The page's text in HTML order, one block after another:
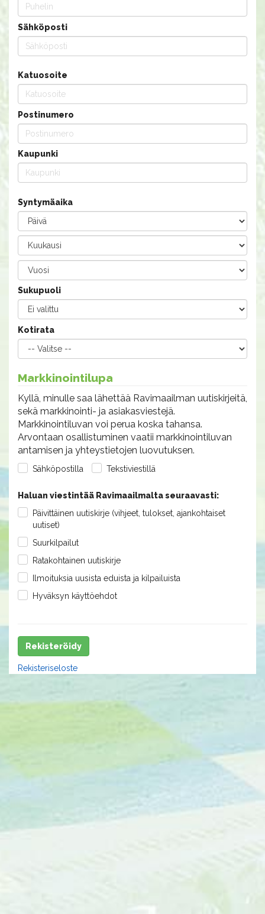
Sähköposti
Katuosoite
Postinumero
Kaupunki
Syntymäaika
Sukupuoli
Kotirata
Markkinointilupa
Kyllä, minulle saa lähettää Ravimaailman uutiskirjeitä,
sekä markkinointi- ja asiakasviestejä.
Markkinointiluvan voi perua koska tahansa.
Arvontaan osallistuminen vaatii markkinointiluvan
antamisen ja yhteystietojen luovutuksen.
Sähköpostilla Tekstiviestillä
Haluan viestintää Ravimaailmalta seuraavasti:
Päivittäinen uutiskirje (vihjeet, tulokset, ajankohtaiset
uutiset)
Suurkilpailut
Ratakohtainen uutiskirje
Ilmoituksia uusista eduista ja kilpailuista
Hyväksyn käyttöehdot
Rekisteröidy
Rekisteriseloste